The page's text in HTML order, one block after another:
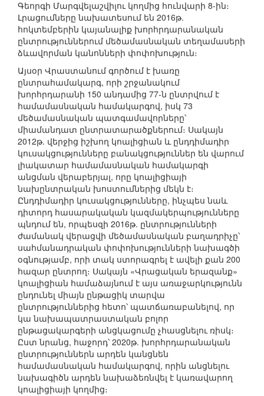
Գեորգի Մարգվելաշվիլու կողմից հունվարի 8-ին։
Լրացումները նախատեսում են 2016թ.
հոկտեմբերին կայանալիք խորհրդարանական
ընտրություններում մեծամասնական տեղամասերի
ձևավորման կանոնների փոփոխություն։
Այսօր Վրաստանում գործում է խառը
ընտրահամակարգ, որի շրջանակում
խորհրդարանի 150 անդամից 77-ն ընտրվում է
համամասնական համակարգով, իսկ 73
մեծամասնական պատգամավորները՝
միամանդատ ընտրատարածքներում։ Սակայն
2012թ. վերջից իշխող կոալիցիան և ընդդիմադիր
կուսակցությունները բանակցություններ են վարում
լիակատար համամասնական համակարգի
անցման վերաբերյալ, որը կոալիցիայի
նախընտրական խոստումներից մեկն է։
Ընդդիմադիր կուսակցությունները, ինչպես նաև
դիտորդ հասարակական կազմակերպությունները
պնդում են, որպեսզի 2016թ. ընտրությունների
ժամանակ վերացվի մեծամասնական բաղադրիչը՝
սահմանադրական փոփոխությունների նախագծի
օգնությամբ, որի տակ ստորագրել է ավելի քան 200
հազար ընտրող։ Սակայն «Վրացական երազանք»
կոալիցիան համաձայնում է այս առաջարկությունն
ընդունել միայն ընթացիկ տարվա
ընտրություններից հետո՝ պատճառաբանելով, որ
կա նախապատրաստական բոլոր
ընթացակարգերի անցկացումը չհասցնելու ռիսկ։
Ըստ նրանց, հաջորդ՝ 2020թ. խորհրդարանական
ընտրություններն արդեն կանցնեն
համամասնական համակարգով, որին անցնելու
նախագիծն արդեն նախաձեռնվել է կառավարող
կոալիցիայի կողմից։